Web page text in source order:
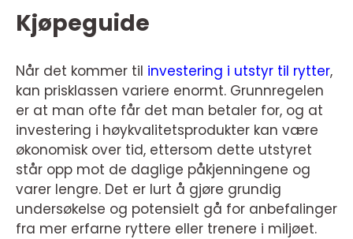
Kjøpeguide
Når det kommer til investering i utstyr til rytter,
kan prisklassen variere enormt. Grunnregelen
er at man ofte får det man betaler for, og at
investering i høykvalitetsprodukter kan være
økonomisk over tid, ettersom dette utstyret
står opp mot de daglige påkjenningene og
varer lengre. Det er lurt å gjøre grundig
undersøkelse og potensielt gå for anbefalinger
fra mer erfarne ryttere eller trenere i miljøet.